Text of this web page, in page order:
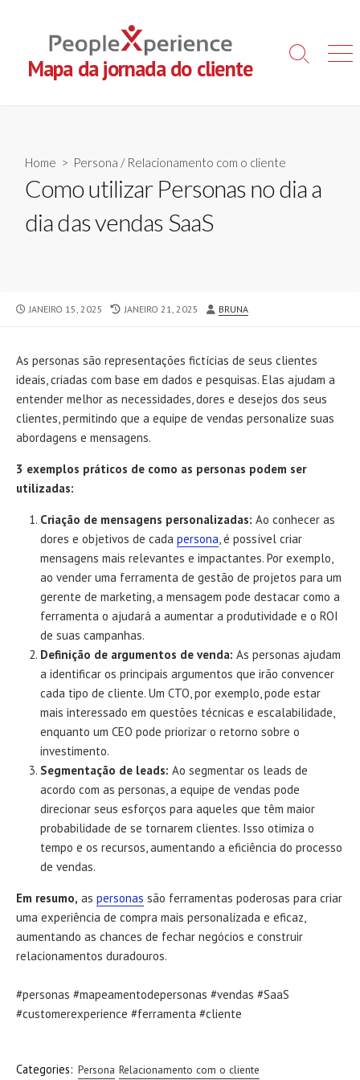
content
Mapa da jornada do cliente
Search
Home > Persona / Relacionamento com o cliente
Como utilizar Personas no dia a
dia das vendas SaaS
PUBLISHED
JANEIRO 15, 2025
LAST
JANEIRO 21, 2025 AUTHOR
BRUNA
As personas são representações fictícias de seus clientes
ideais, criadas com base em dados e pesquisas. Elas ajudam a
entender melhor as necessidades, dores e desejos dos seus
clientes, permitindo que a equipe de vendas personalize suas
abordagens e mensagens.
3 exemplos práticos de como as personas podem ser
utilizadas:
Criação de mensagens personalizadas: Ao conhecer as
dores e objetivos de cada persona, é possível criar
mensagens mais relevantes e impactantes. Por exemplo,
ao vender uma ferramenta de gestão de projetos para um
gerente de marketing, a mensagem pode destacar como a
ferramenta o ajudará a aumentar a produtividade e o ROI
de suas campanhas.
Definição de argumentos de venda: As personas ajudam
a identificar os principais argumentos que irão convencer
cada tipo de cliente. Um CTO, por exemplo, pode estar
mais interessado em questões técnicas e escalabilidade,
enquanto um CEO pode priorizar o retorno sobre o
investimento.
Segmentação de leads: Ao segmentar os leads de
acordo com as personas, a equipe de vendas pode
direcionar seus esforços para aqueles que têm maior
probabilidade de se tornarem clientes. Isso otimiza o
tempo e os recursos, aumentando a eficiência do processo
de vendas.
Em resumo, as personas são ferramentas poderosas para criar
uma experiência de compra mais personalizada e eficaz,
aumentando as chances de fechar negócios e construir
relacionamentos duradouros.
#personas #mapeamentodepersonas #vendas #SaaS
#customerexperience #ferramenta #cliente
Categories: Persona Relacionamento com o cliente